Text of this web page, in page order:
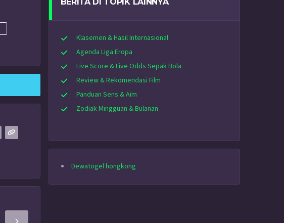
Klasemen & Hasil Internasional
Agenda Liga Eropa
Live Score & Live Odds Sepak Bola
Review & Rekomendasi Film
Panduan Sens & Aim
Zodiak Mingguan & Bulanan
Dewatogel hongkong